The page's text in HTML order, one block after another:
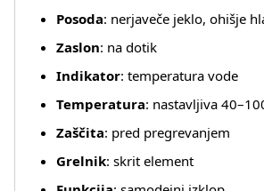
Posoda: nerjaveče jeklo, ohišje
Zaslon: na dotik
Indikator: temperatura vode
Temperatura: nastavljiva
Zaščita: pred pregrevanjem
Grelnik: skrit element